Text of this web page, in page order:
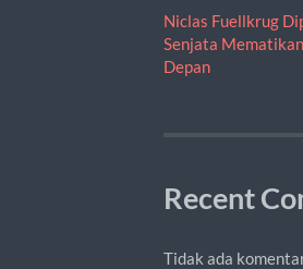
Niclas Fuellkrug
Senjata
Depan
Recent
Tidak ada